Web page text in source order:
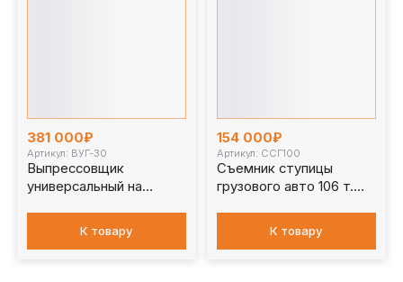
381 000₽
Артикул: ВУГ-30
Выпрессовщик
универсальный на
К товару
154 000₽
Артикул: ССГ100
Съемник ступицы
грузового авто 106 т.
К товару